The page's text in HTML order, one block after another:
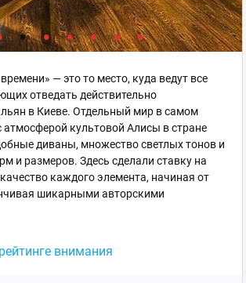
— это то место, куда ведут все
отведать действительно
в Киеве. Отдельный мир в самом
атмосферой культовой Алисы в стране
диваны, множество светлых тонов и
и размеров. Здесь сделали ставку на
каждого элемента, начиная от
шикарными авторскими
внимания